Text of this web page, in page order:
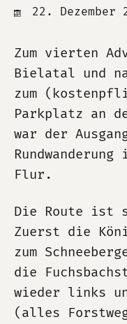
22. Dezember
Zum vierten
Bielatal und
zum
Parkplatz an
war der
Flur.
Die Route ist
Zuerst die
zum
die
wieder links
(alles